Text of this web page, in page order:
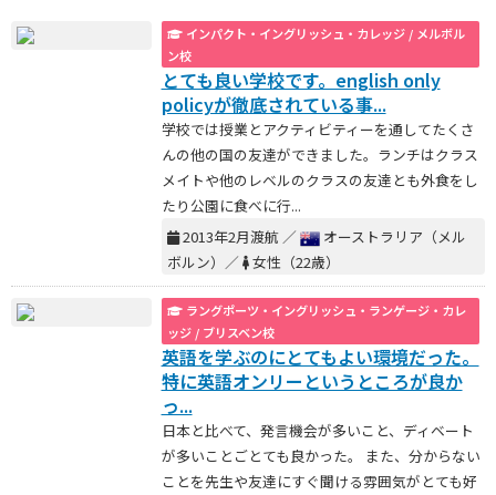
インパクト・イングリッシュ・カレッジ / メルボル
ン校
とても良い学校です。english only
policyが徹底されている事...
学校では授業とアクティビティーを通してたくさ
んの他の国の友達ができました。ランチはクラス
メイトや他のレベルのクラスの友達とも外食をし
たり公園に食べに行...
2013年2月渡航 ／
オーストラリア（メル
ボルン）／ 女性（22歳）
ラングポーツ・イングリッシュ・ランゲージ・カレ
ッジ / ブリスベン校
英語を学ぶのにとてもよい環境だった。
特に英語オンリーというところが良か
っ...
日本と比べて、発言機会が多いこと、ディベート
が多いことごとても良かった。 また、分からない
ことを先生や友達にすぐ聞ける雰囲気がとても好